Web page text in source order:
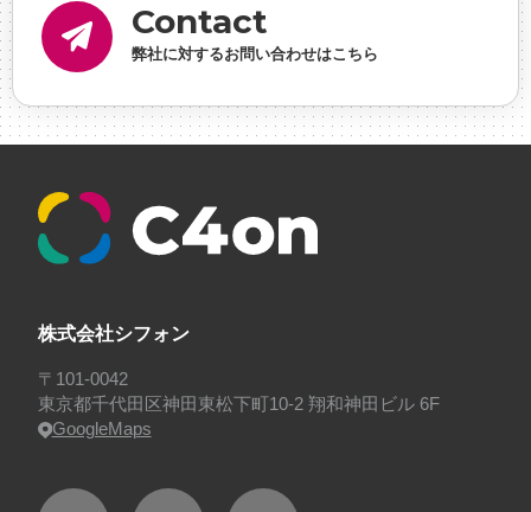
理・ゲームPM
#勉強会
に理解した
#採用
#採用向け #新卒 #新卒採用
#歓迎会
ュー
#福利厚生
プロジェクト・サービス
#行事
Contact
弊社に対するお問い合わせはこちら
株式会社シフォン
〒101-0042
東京都千代田区神田東松下町10-2 翔和神田ビル 6F
GoogleMaps